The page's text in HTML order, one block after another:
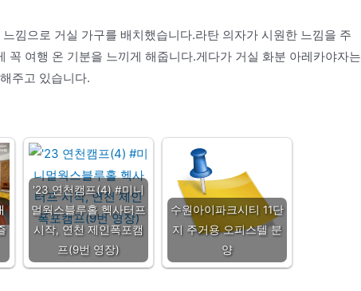
낌으로 거실 가구를 배치했습니다.라탄 의자가 시원한 느낌을 주
꼭 여행 온 기분을 느끼게 해줍니다.게다가 거실 화분 아레카야자는
주고 있습니다.
'23 연천캠프(4) #미니
멀웍스블루홀 헥사터프
시작, 연천 제인폭포캠
프(9번 영장)
수원아이파크시티 11단
지 주거용 오피스텔 분
양